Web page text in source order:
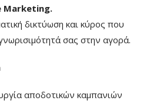
Marketing.
δικτύωση και κύρος που
σας στην αγορά.
αποδοτικών καμπανιών